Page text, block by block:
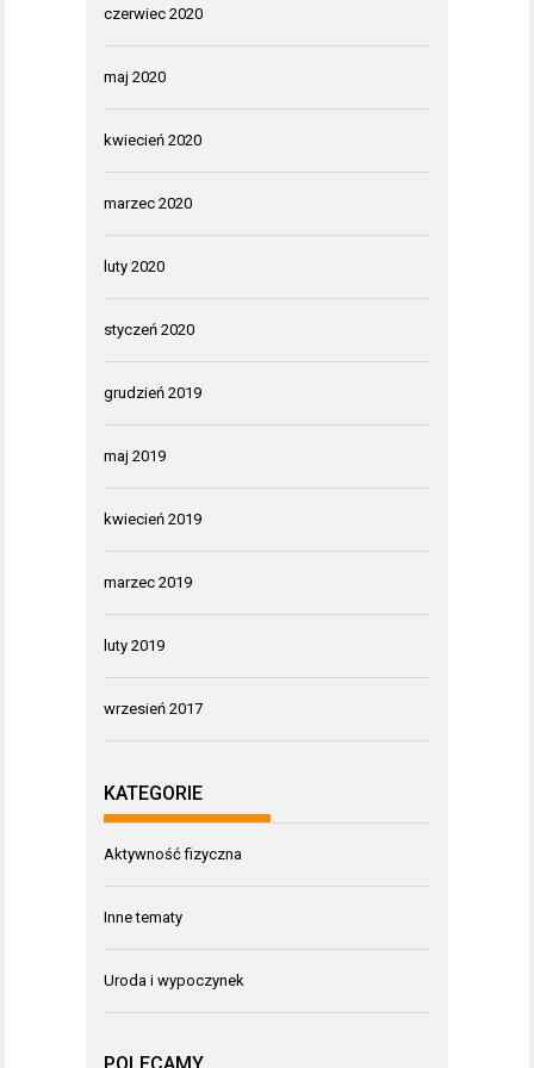
czerwiec 2020
maj 2020
kwiecień 2020
marzec 2020
luty 2020
styczeń 2020
grudzień 2019
maj 2019
kwiecień 2019
marzec 2019
luty 2019
wrzesień 2017
KATEGORIE
Aktywność fizyczna
Inne tematy
Uroda i wypoczynek